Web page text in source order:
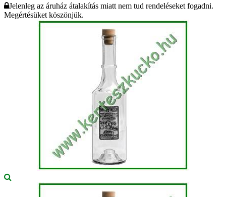
Jelenleg az áruház átalakítás miatt nem tud rendeléseket fogadni.
Megértésüket köszönjük.